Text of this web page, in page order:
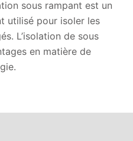
sous rampant est un
utilisé pour isoler les
L’isolation de sous
en matière de